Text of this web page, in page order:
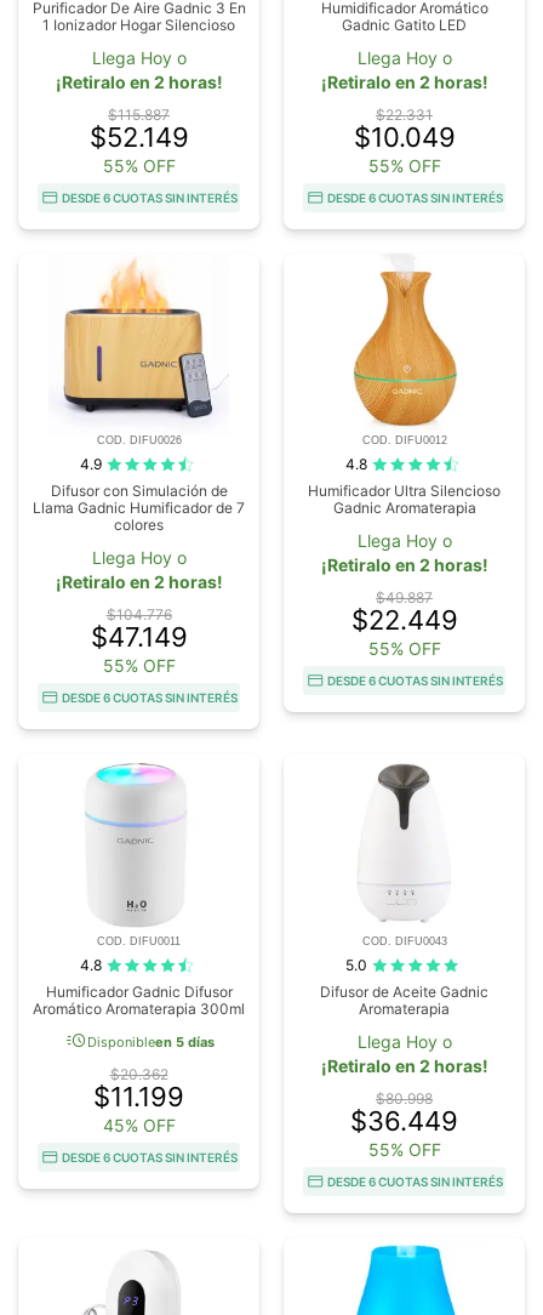
Purificador De Aire Gadnic 3 En
1 Ionizador Hogar Silencioso
Llega Hoy o
¡Retiralo en 2 horas!
$115.887
$52.149
55% OFF
DESDE 6 CUOTAS SIN INTERÉS
Humidificador Aromático
Gadnic Gatito LED
Llega Hoy o
¡Retiralo en 2 horas!
$22.331
$10.049
55% OFF
DESDE 6 CUOTAS SIN INTERÉS
COD. DIFU0026
4.9
Difusor con Simulación de
Llama Gadnic Humificador de 7
colores
Llega Hoy o
¡Retiralo en 2 horas!
$104.776
$47.149
55% OFF
DESDE 6 CUOTAS SIN INTERÉS
COD. DIFU0012
4.8
Humificador Ultra Silencioso
Gadnic Aromaterapia
Llega Hoy o
¡Retiralo en 2 horas!
$49.887
$22.449
55% OFF
DESDE 6 CUOTAS SIN INTERÉS
COD. DIFU0011
4.8
Humificador Gadnic Difusor
Aromático Aromaterapia 300ml
acuteDisponibleen 5 días
$20.362
$11.199
45% OFF
DESDE 6 CUOTAS SIN INTERÉS
COD. DIFU0043
5.0
Difusor de Aceite Gadnic
Aromaterapia
Llega Hoy o
¡Retiralo en 2 horas!
$80.998
$36.449
55% OFF
DESDE 6 CUOTAS SIN INTERÉS